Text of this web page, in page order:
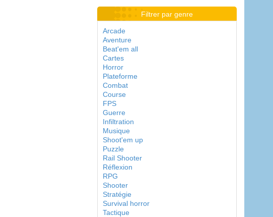
Filtrer par genre
Arcade
Aventure
Beat'em all
Cartes
Horror
Plateforme
Combat
Course
FPS
Guerre
Infiltration
Musique
Shoot'em up
Puzzle
Rail Shooter
Réflexion
RPG
Shooter
Stratégie
Survival horror
Tactique